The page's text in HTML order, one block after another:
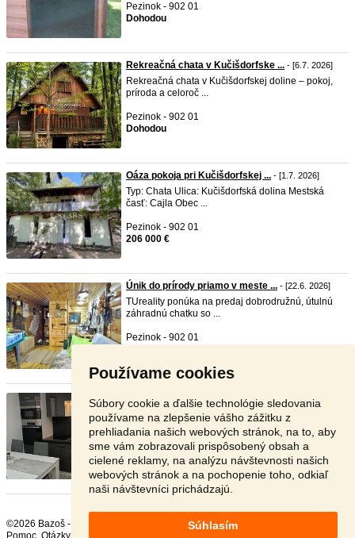
Používame cookies
Súbory cookie a ďalšie technológie sledovania
používame na zlepšenie vášho zážitku z
prehliadania našich webových stránok, na to, aby
sme vám zobrazovali prispôsobený obsah a
cielené reklamy, na analýzu návštevnosti našich
webových stránok a na pochopenie toho, odkiaľ
naši návštevníci prichádzajú.
Súhlasím
Pezinok - 902 01
Dohodou
Rekreačná chata v Kučišdorfske ... - [6.7. 2026]
Rekreačná chata v Kučišdorfskej doline – pokoj,
príroda a celoroč ...
Pezinok - 902 01
Dohodou
Oáza pokoja pri Kučišdorfskej ... - [1.7. 2026]
Typ: Chata Ulica: Kučišdorfská dolina Mestská
časť: Cajla Obec ...
Pezinok - 902 01
206 000 €
Únik do prírody priamo v meste ... - [22.6. 2026]
TUreality ponúka na predaj dobrodružnú, útulnú
záhradnú chatku so ...
Pezinok - 902 01
2026]
Predám chatu v katastrálnom území obce Pernek
priamo v lese pod P ...
Pezinok - 902 01
79 000 €
©2026 Bazoš -
Pomoc Otázky, Hodnotenie